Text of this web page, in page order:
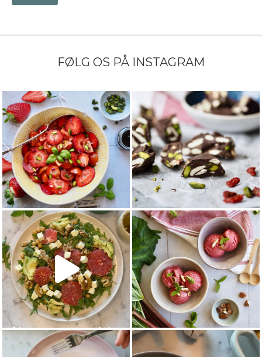
FØLG OS PÅ INSTAGRAM